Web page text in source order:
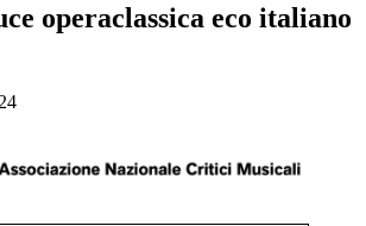
operaclassica eco italiano